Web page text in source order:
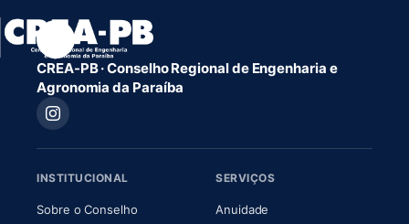
CREA-PB · Conselho Regional de Engenharia e
Agronomia da Paraíba
INSTITUCIONAL
Sobre o Conselho(abre em nova aba)
SERVIÇOS
Anuidade